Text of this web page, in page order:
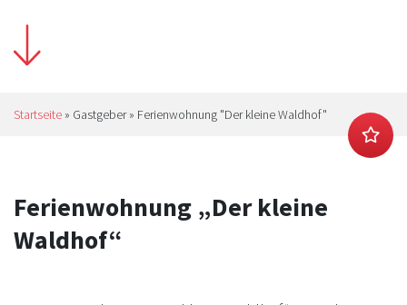
Startseite » Gastgeber» Ferienwohnung "Der kleine Waldhof"
Ferienwohnung „Der kleine
Waldhof“